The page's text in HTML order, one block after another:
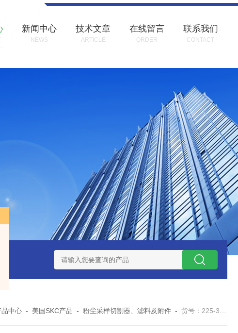
新闻中心
NEWS
技术文章
ARTICLE
在线留言
ORDER
联系我们
CONTACT
数字恒流矿用防爆个体空气采样器 CQB1500数字恒流防爆矿用
品中心 - 美国SKC产品 -粉尘采样切割器、滤料及附件 -货号：225-321SKC BestChek石棉采样器